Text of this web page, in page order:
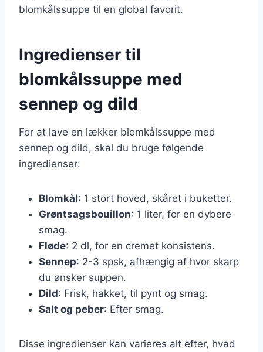
blomkålssuppe til en global favorit.
Ingredienser til
blomkålssuppe med
sennep og dild
For at lave en lækker blomkålssuppe med
sennep og dild, skal du bruge følgende
ingredienser:
Blomkål: 1 stort hoved, skåret i buketter.
Grøntsagsbouillon: 1 liter, for en dybere
smag.
Fløde: 2 dl, for en cremet konsistens.
Sennep: 2-3 spsk, afhængig af hvor skarp
du ønsker suppen.
Dild: Frisk, hakket, til pynt og smag.
Salt og peber: Efter smag.
Disse ingredienser kan varieres alt efter, hvad